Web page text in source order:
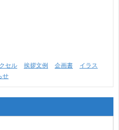
セル 挨拶文例 企画書
イラス
せ